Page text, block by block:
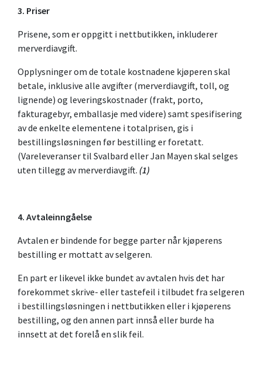
3. Priser
Prisene, som er oppgitt i nettbutikken, inkluderer
merverdiavgift.
Opplysninger om de totale kostnadene kjøperen skal
betale, inklusive alle avgifter (merverdiavgift, toll, og
lignende) og leveringskostnader (frakt, porto,
fakturagebyr, emballasje med videre) samt spesifisering
av de enkelte elementene i totalprisen, gis i
bestillingsløsningen før bestilling er foretatt.
(Vareleveranser til Svalbard eller Jan Mayen skal selges
uten tillegg av merverdiavgift. (1)
4. Avtaleinngåelse
Avtalen er bindende for begge parter når kjøperens
bestilling er mottatt av selgeren.
En part er likevel ikke bundet av avtalen hvis det har
forekommet skrive- eller tastefeil i tilbudet fra selgeren
i bestillingsløsningen i nettbutikken eller i kjøperens
bestilling, og den annen part innså eller burde ha
innsett at det forelå en slik feil.